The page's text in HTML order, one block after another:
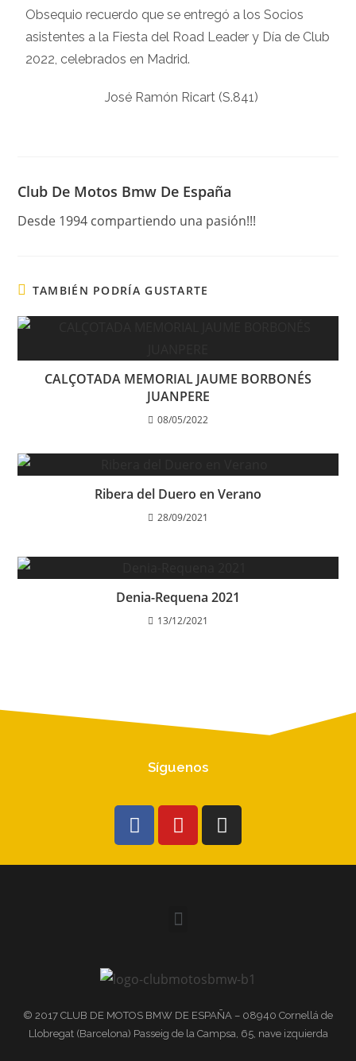
Obsequio recuerdo que se entregó a los Socios
asistentes a la Fiesta del Road Leader y Día de Club
2022, celebrados en Madrid.
José Ramón Ricart (S.841)
Club De Motos Bmw De España
Desde 1994 compartiendo una pasión!!!
TAMBIÉN PODRÍA GUSTARTE
CALÇOTADA MEMORIAL JAUME BORBONÉS
JUANPERE
08/05/2022
Ribera del Duero en Verano
28/09/2021
Denia-Requena 2021
13/12/2021
Síguenos
© 2017 CLUB DE MOTOS BMW DE ESPAÑA – 08940 Cornellá de
Llobregat (Barcelona) Passeig de la Campsa, 65, nave izquierda